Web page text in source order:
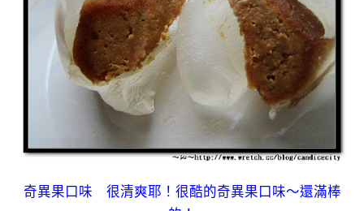
奇異果口味 很清爽耶！很酷的奇異果口味～還滿棒